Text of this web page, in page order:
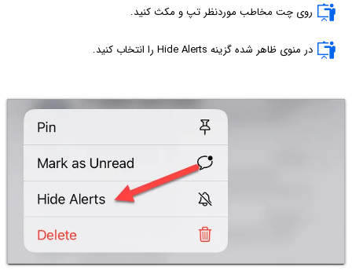
روی چت مخاطب موردنظر تپ و مکث کنید.
در منوی ظاهر شده گزینه Hide Alerts را انتخاب کنید.